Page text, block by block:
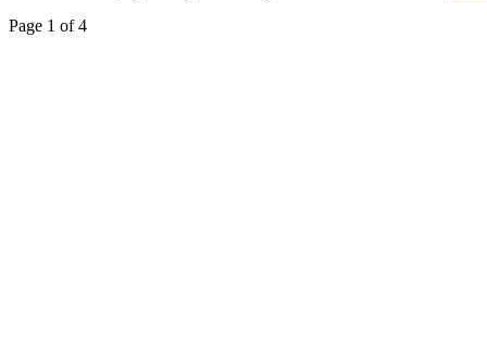
Page 1 of 4